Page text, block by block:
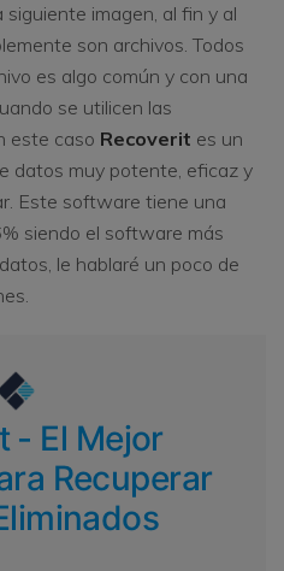
imagen, al fin y al
son archivos. Todos
es algo común y con una
se utilicen las
este caso Recoverit es un
datos muy potente, eficaz y
Este software tiene una
siendo el software más
le hablaré un poco de
- El Mejor
Recuperar